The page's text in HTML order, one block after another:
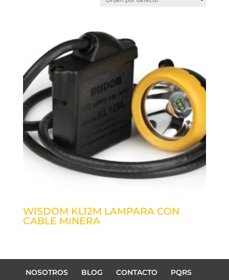
WISDOM KL12M LAMPARA CON
CABLE MINERA
NOSOTROS BLOG CONTACTO
PQRS